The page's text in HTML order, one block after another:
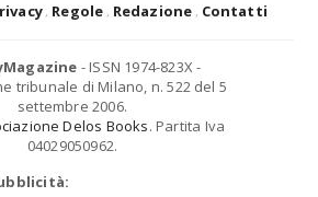
Regole Redazione Contatti
- ISSN 1974-823X -
tribunale di Milano, n. 522 del 5
settembre 2006.
Delos Books. Partita Iva
04029050962.